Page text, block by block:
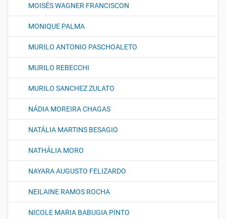
MOISÉS WAGNER FRANCISCON
MONIQUE PALMA
MURILO ANTONIO PASCHOALETO
MURILO REBECCHI
MURILO SANCHEZ ZULATO
NÁDIA MOREIRA CHAGAS
NATÁLIA MARTINS BESAGIO
NATHÁLIA MORO
NAYARA AUGUSTO FELIZARDO
NEILAINE RAMOS ROCHA
NICOLE MARIA BABUGIA PINTO